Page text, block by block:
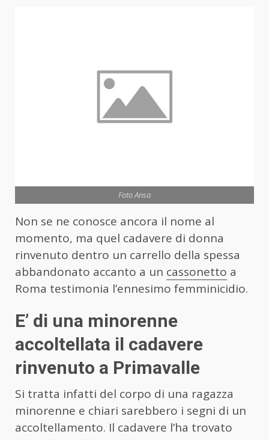
Foto Ansa
Non se ne conosce ancora il nome al
momento, ma quel cadavere di donna
rinvenuto dentro un carrello della spessa
abbandonato accanto a un cassonetto a
Roma testimonia l’ennesimo femminicidio.
E’ di una minorenne
accoltellata il cadavere
rinvenuto a Primavalle
Si tratta infatti del corpo di una ragazza
minorenne e chiari sarebbero i segni di un
accoltellamento. Il cadavere l’ha trovato